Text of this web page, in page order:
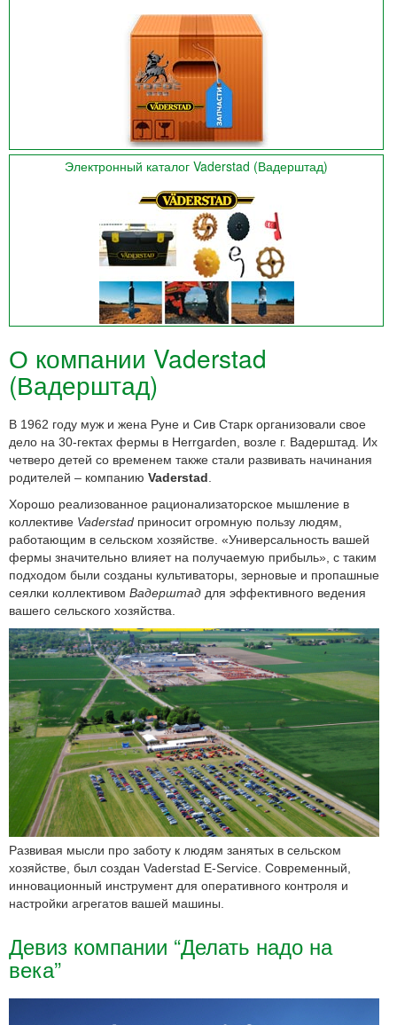
Электронный каталог Vaderstad (Вадерштад)
О компании Vaderstad
(Вадерштад)
В 1962 году муж и жена Руне и Сив Старк организовали свое
дело на 30-гектах фермы в Herrgarden, возле г. Вадерштад. Их
четверо детей со временем также стали развивать начинания
родителей – компанию Vaderstad
Хорошо реализованное рационализаторское мышление в
коллективе Vaderstad приносит огромную пользу людям,
работающим в сельском хозяйстве. «Универсальность вашей
фермы значительно влияет на получаемую прибыль», с таким
подходом были созданы культиваторы, зерновые и пропашные
сеялки коллективом Вадерштад для эффективного ведения
вашего сельского хозяйства.
Развивая мысли про заботу к людям занятых в сельском
хозяйстве, был создан Vaderstad E-Service. Современный,
инновационный инструмент для оперативного контроля и
настройки агрегатов вашей машины.
Девиз компании “Делать надо на
века”